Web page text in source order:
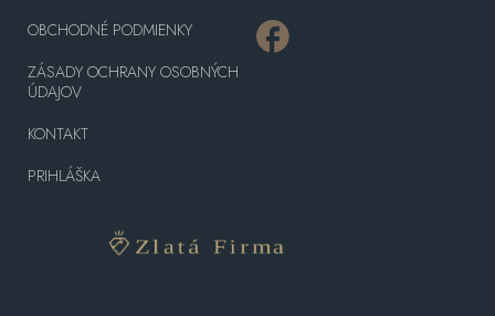
OBCHODNÉ PODMIENKY
ZÁSADY OCHRANY OSOBNÝCH
ÚDAJOV
KONTAKT
PRIHLÁŠKA